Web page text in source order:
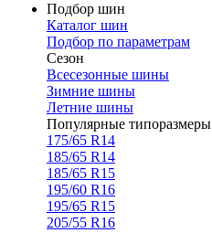
Подбор шин
Каталог шин
Подбор по параметрам
Сезон
Всесезонные шины
Зимние шины
Летние шины
Популярные типоразмеры
175/65 R14
185/65 R14
185/65 R15
195/60 R16
195/65 R15
205/55 R16